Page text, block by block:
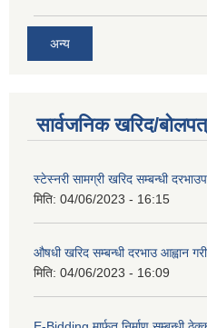
अन्य
सार्वजनिक खरिद/
स्टेस्नरी सामग्री खरिद सम्बन्धी
मिति: 04/06/2023 - 16:15
औषधी खरिद सम्बन्धी दरभाउ आह्वान
मिति: 04/06/2023 - 16:09